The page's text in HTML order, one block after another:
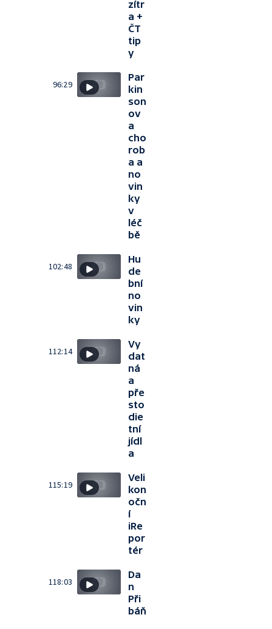
zítr
a +
ČT
tip
y
96:29
Par
kin
son
ov
a
cho
rob
a a
no
vin
ky
v
léč
bě
102:48
Hu
de
bní
no
vin
ky
112:14
Vy
dat
ná
a
pře
sto
die
tní
jídl
a
115:19
Veli
kon
očn
í
iRe
por
tér
118:03
Da
n
Při
báň